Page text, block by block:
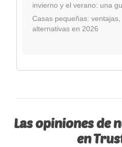
invierno y el verano: una
Casas pequeñas:
alternativas en 2026
Las opiniones de
en